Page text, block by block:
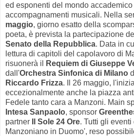
ed esponenti del mondo accademico
accompagnamenti musicali. Nella
maggio, giorno esatto della
poeta, è prevista la partecipazione del
Senato della Repubblica. Data in
lettura di capitoli del capolavoro di
risuonerà il
Requiem di Giuseppe
dall'Orchestra Sinfonica di Milano
Riccardo Frizza. Il 26 maggio,
eccezionalmente anche la piazza
Fedele tanto cara a Manzoni. Main
Intesa Sanpaolo, sponsor
partner Il Sole 24 Ore. Tutti gli
Manzoniano in Duomo', reso